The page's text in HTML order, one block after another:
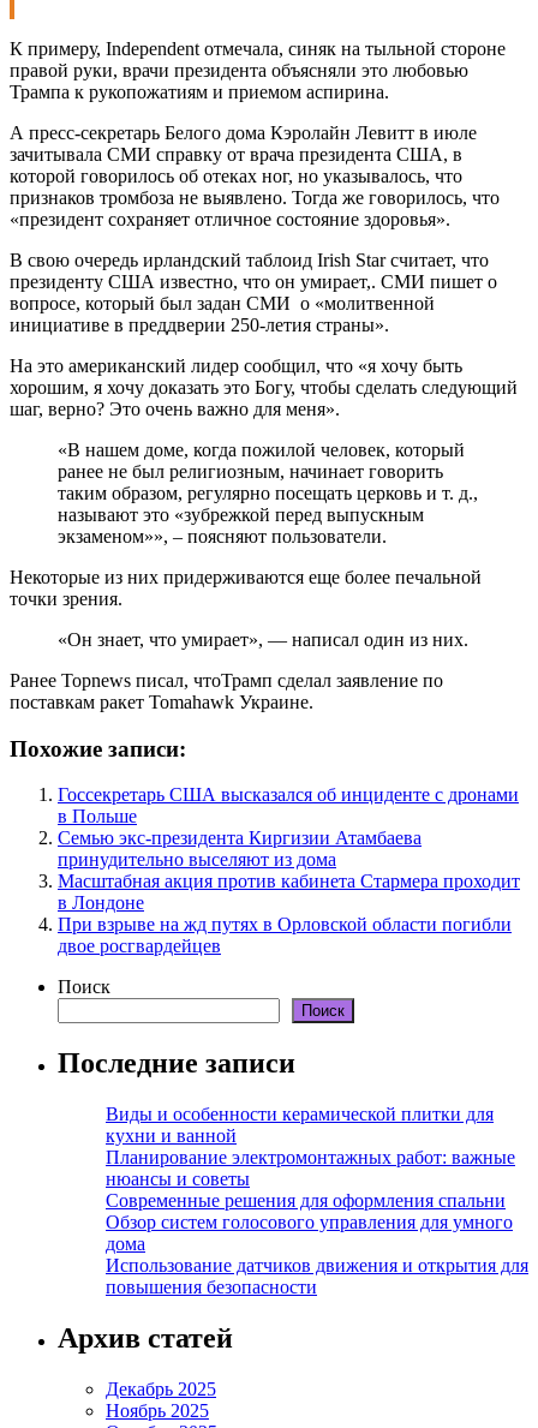
К примеру, Independent отмечала, синяк на тыльной стороне
правой руки, врачи президента объясняли это любовью
Трампа к рукопожатиям и приемом аспирина.
А пресс-секретарь Белого дома Кэролайн Левитт в июле
зачитывала СМИ справку от врача президента США, в
которой говорилось об отеках ног, но указывалось, что
признаков тромбоза не выявлено. Тогда же говорилось, что
«президент сохраняет отличное состояние здоровья».
В свою очередь ирландский таблоид Irish Star считает, что
президенту США известно, что он умирает,. СМИ пишет о
вопросе, который был задан СМИ о «молитвенной
инициативе в преддверии 250-летия страны».
На это американский лидер сообщил, что «я хочу быть
хорошим, я хочу доказать это Богу, чтобы сделать следующий
шаг, верно? Это очень важно для меня».
«В нашем доме, когда пожилой человек, который
ранее не был религиозным, начинает говорить
таким образом, регулярно посещать церковь и т. д.,
называют это «зубрежкой перед выпускным
экзаменом»», – поясняют пользователи.
Некоторые из них придерживаются еще более печальной
точки зрения.
«Он знает, что умирает», — написал один из них.
Ранее Topnews писал, чтоТрамп сделал заявление по
поставкам ракет Tomahawk Украине.
Похожие записи:
Госсекретарь США высказался об инциденте с дронами
в Польше
Семью экс-президента Киргизии Атамбаева
принудительно выселяют из дома
Масштабная акция против кабинета Стармера проходит
в Лондоне
При взрыве на жд путях в Орловской области погибли
двое росгвардейцев
Поиск
Поиск
Последние записи
Виды и особенности керамической плитки для
кухни и ванной
Планирование электромонтажных работ: важные
нюансы и советы
Современные решения для оформления спальни
Обзор систем голосового управления для умного
дома
Использование датчиков движения и открытия для
повышения безопасности
Архив статей
Декабрь 2025
Ноябрь 2025